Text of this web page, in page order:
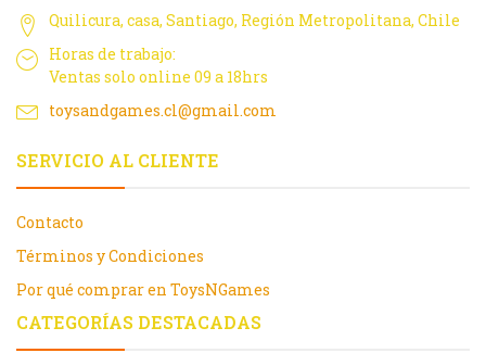
Quilicura, casa, Santiago, Región Metropolitana, Chile
Horas de trabajo:
Ventas solo online 09 a 18hrs
toysandgames.cl@gmail.com
SERVICIO AL CLIENTE
Contacto
Términos y Condiciones
Por qué comprar en ToysNGames
CATEGORÍAS DESTACADAS